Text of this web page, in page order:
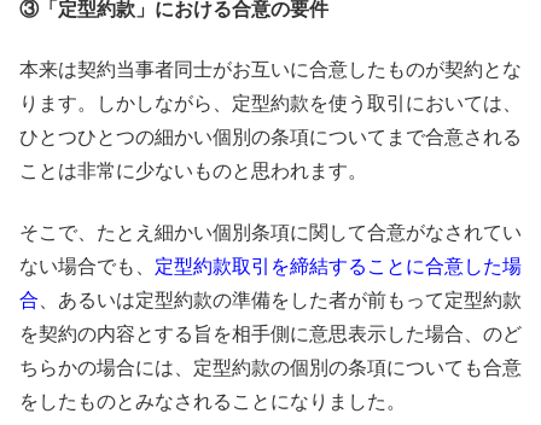
③「定型約款」における合意の要件
本来は契約当事者同士がお互いに合意したものが契約とな
ります。しかしながら、定型約款を使う取引においては、
ひとつひとつの細かい個別の条項についてまで合意される
ことは非常に少ないものと思われます。
そこで、たとえ細かい個別条項に関して合意がなされてい
ない場合でも、 定型約款取引を締結することに合意した場
合 、あるいは定型約款の準備をした者が前もって定型約款
を契約の内容とする旨を相手側に意思表示した場合、のど
ちらかの場合には、定型約款の個別の条項についても合意
をしたものとみなされることになりました。